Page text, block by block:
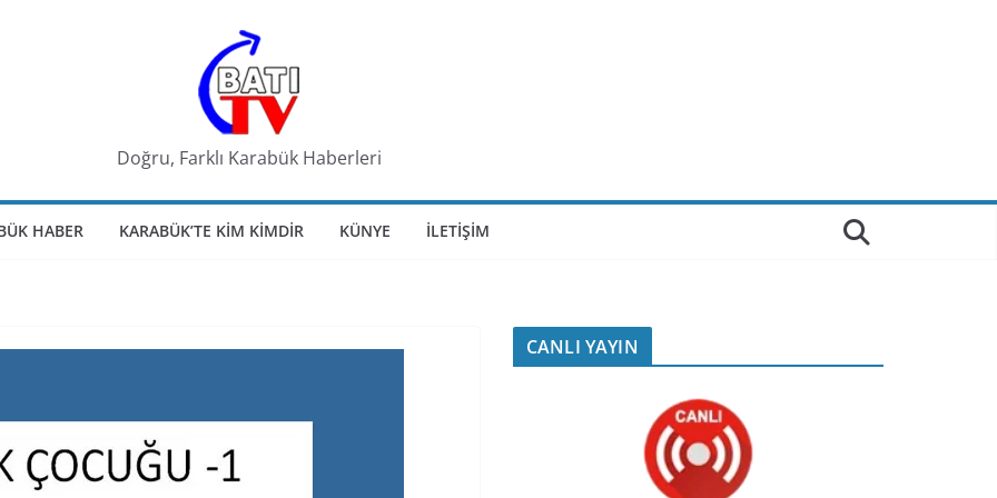
Doğru, Farklı Karabük Haberleri
HABER KARABÜK’TE KIM KIMDIR KÜNYE İLETIŞIM
CANLI YAYIN